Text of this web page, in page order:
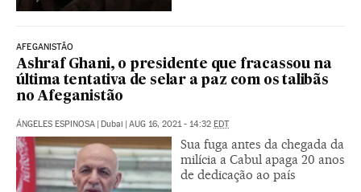
AFEGANISTÃO
Ashraf Ghani, o presidente que fracassou na
última tentativa de selar a paz com os talibãs
no Afeganistão
ÁNGELES ESPINOSA Dubai AUG 16, 2021 - 14:32 EDT
Sua fuga antes da chegada da
milícia a Cabul apaga 20 anos
de dedicação ao país